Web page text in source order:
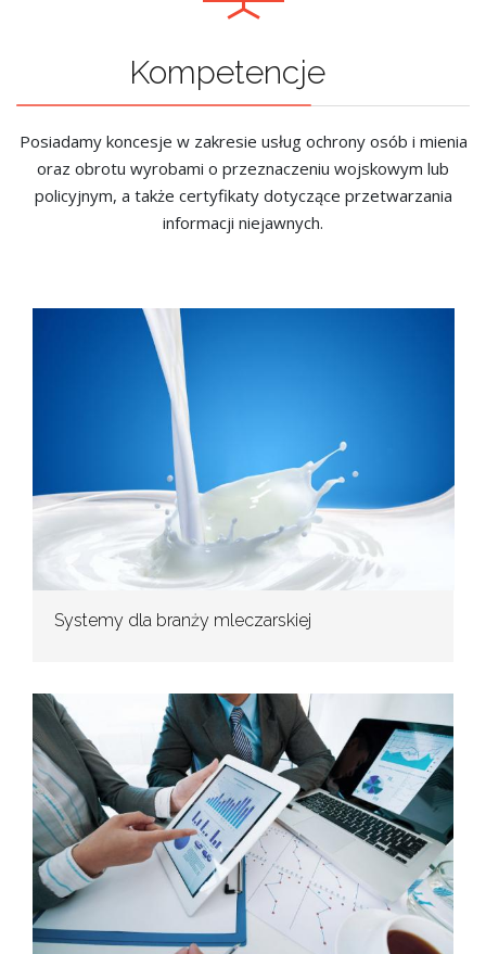
Kompetencje
Posiadamy koncesje w zakresie usług ochrony osób i mienia
oraz obrotu wyrobami o przeznaczeniu wojskowym lub
policyjnym, a także certyfikaty dotyczące przetwarzania
informacji niejawnych.
Systemy dla branży mleczarskiej